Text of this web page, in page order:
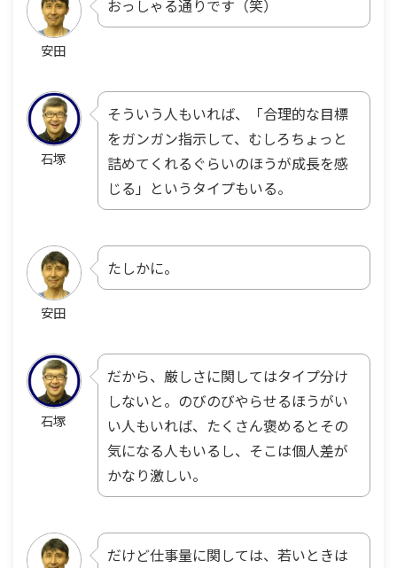
安田
おっしゃる通りです（笑）
石塚
そういう人もいれば、「合理的な目標
をガンガン指示して、むしろちょっと
詰めてくれるぐらいのほうが成長を感
じる」というタイプもいる。
安田
たしかに。
石塚
だから、厳しさに関してはタイプ分け
しないと。のびのびやらせるほうがい
い人もいれば、たくさん褒めるとその
気になる人もいるし、そこは個人差が
かなり激しい。
だけど仕事量に関しては、若いときは